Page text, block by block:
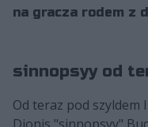
na gracza rodem z
sinnopsyy od
Od teraz pod szyldem